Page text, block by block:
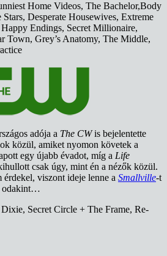
Home Videos, The Bachelor,Body
Desperate Housewives, Extreme
Endings, Secret Millionaire,
Town, Grey’s Anatomy, The Middle,
adója a The CWis bejelentette
közül, amiket nyomon követek a
egy újabb évadot, míg a Life
csak úgy, mint én a nézők közül.
viszont ideje lenne a Smallville-t
odakint…
Secret Circle + The Frame, Re-